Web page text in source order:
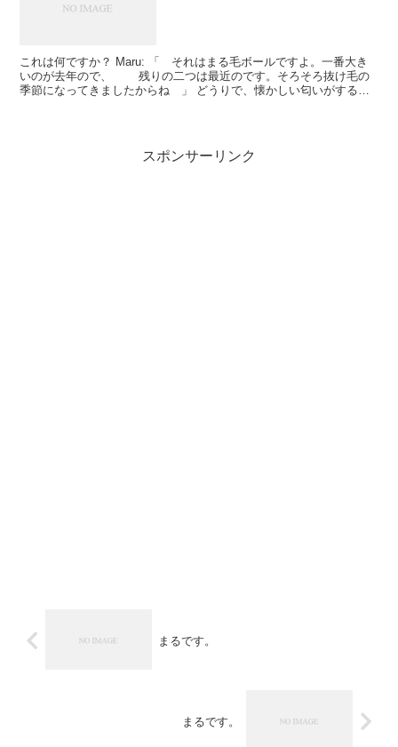
これは何ですか？ Maru: 「 それはまる毛ボールですよ。一番大き
いのが去年ので、 残りの二つは最近のです。そろそろ抜け毛の
季節になってきましたからね 」 どうりで、懐かしい匂いがすると
スポンサーリンク
まるです。
まるです。